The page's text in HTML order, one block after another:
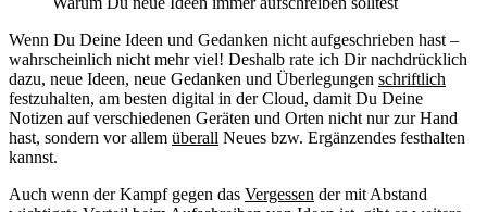
Wenn Du Deine Ideen und Gedanken nicht aufgeschrieben hast –
wahrscheinlich nicht mehr viel! Deshalb rate ich Dir nachdrücklich
dazu, neue Ideen, neue Gedanken und Überlegungen schriftlich
festzuhalten, am besten digital in der Cloud, damit Du Deine
Notizen auf verschiedenen Geräten und Orten nicht nur zur Hand
hast, sondern vor allem überall Neues bzw. Ergänzendes festhalten
kannst.
Auch wenn der Kampf gegen das Vergessen der mit Abstand